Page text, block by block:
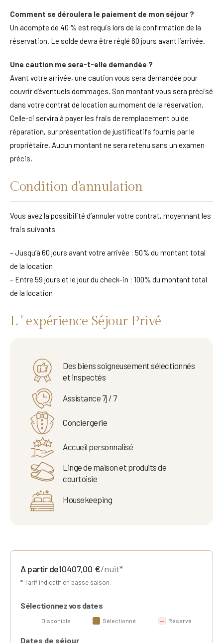
Comment se déroulera le paiement de mon séjour ?
Un acompte de 40 % est requis lors de la confirmation de la
réservation. Le solde devra être réglé 60 jours avant l’arrivée.
Une caution me sera-t-elle demandée ?
Avant votre arrivée, une caution vous sera demandée pour
couvrir d’éventuels dommages. Son montant vous sera précisé
dans votre contrat de location au moment de la réservation.
Celle-ci servira à payer les frais de remplacement ou de
réparation, sur présentation de justificatifs fournis par le
propriétaire. Aucun montant ne sera retenu sans un examen
précis.
Condition d'annulation
Vous avez la possibilité d’annuler votre contrat, moyennant les
frais suivants :
– Jusqu’à 60 jours avant votre arrivée : 50% du montant total
de la location
– Entre 59 jours et le jour du check-in : 100% du montant total
de la location
L ' expérience Séjour Privé
Des biens soigneusement sélectionnés
et inspectés
Assistance 7j / 7
Conciergerie
Accueil personnalisé
Linge de maison et produits de
courtoisie
Housekeeping
A partir de10407,00 €/nuit*
* Tarif indicatif en basse saison.
Sélectionnez vos dates
Disponible Sélectionné Réservé
Dates de séjour